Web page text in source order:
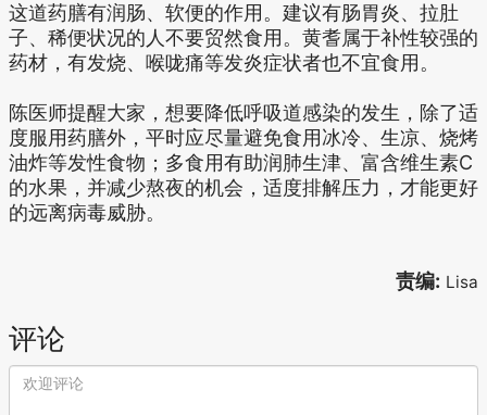
这道药膳有润肠、软便的作用。建议有肠胃炎、拉肚
子、稀便状况的人不要贸然食用。黄耆属于补性较强的
药材，有发烧、喉咙痛等发炎症状者也不宜食用。
陈医师提醒大家，想要降低呼吸道感染的发生，除了适
度服用药膳外，平时应尽量避免食用冰冷、生凉、烧烤
油炸等发性食物；多食用有助润肺生津、富含维生素C
的水果，并减少熬夜的机会，适度排解压力，才能更好
的远离病毒威胁。
责编: Lisa
评论